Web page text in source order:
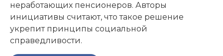
неработающих пенсионеров. Авторы
инициативы считают, что такое решение
укрепит принципы социальной
справедливости.